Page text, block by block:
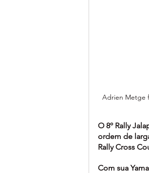
Adrien Metge
O 8º Rally
ordem de
Rally Cross
Com sua